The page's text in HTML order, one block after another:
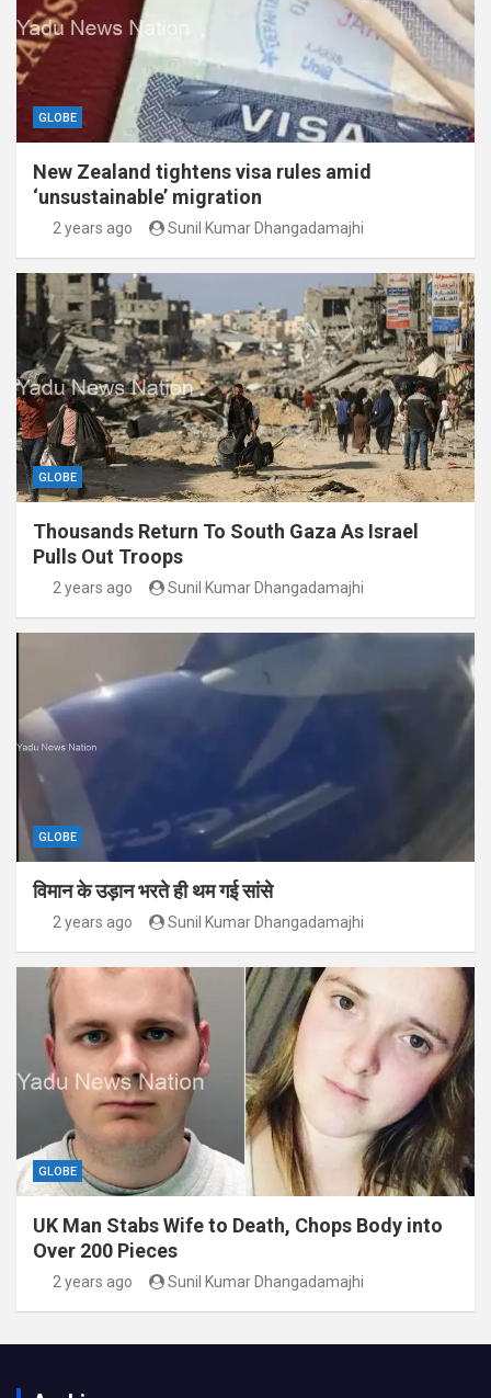
GLOBE
New Zealand tightens visa rules amid
‘unsustainable’ migration
2 years ago Sunil Kumar Dhangadamajhi
GLOBE
Thousands Return To South Gaza As Israel
Pulls Out Troops
2 years ago Sunil Kumar Dhangadamajhi
GLOBE
विमान के उड़ान भरते ही थम गई सांसे
2 years ago Sunil Kumar Dhangadamajhi
GLOBE
UK Man Stabs Wife to Death, Chops Body into
Over 200 Pieces
2 years ago Sunil Kumar Dhangadamajhi